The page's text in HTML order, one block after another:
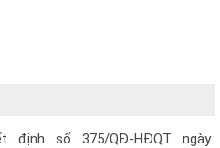
định số 375/QĐ-HĐQT ngày